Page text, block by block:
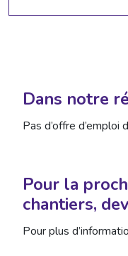
Dans notre
Pas d’offre
Pour la
chantiers,
Pour plus